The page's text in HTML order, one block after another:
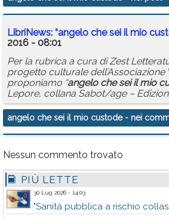
Calendario
Annunci
LibriNews: “angelo che sei il mio
2016 - 08:01
Per la rubrica a cura di Zest
progetto culturale dell’Associazione
proponiamo “angelo che sei il mio
Lepore, collana Sabot/age –
angelo che sei il mio custode- nei
Nessun commento trovato
PIÙ LETTE
30 Lug 2026 - 14:03
"Sanità pubblica a rischio